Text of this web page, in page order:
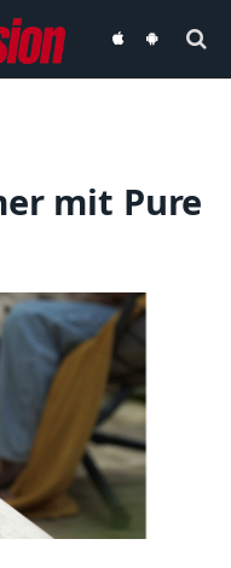
audiovisionaudiovision
mit Pure